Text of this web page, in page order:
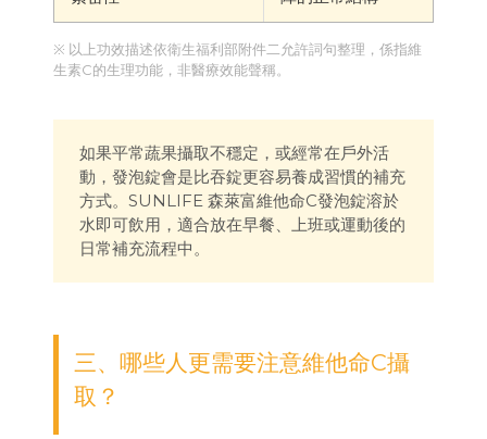
※ 以上功效描述依衛生福利部附件二允許詞句整理，係指維
生素C的生理功能，非醫療效能聲稱。
如果平常蔬果攝取不穩定，或經常在戶外活
動，發泡錠會是比吞錠更容易養成習慣的補充
方式。SUNLIFE 森萊富維他命C發泡錠溶於
水即可飲用，適合放在早餐、上班或運動後的
日常補充流程中。
三、哪些人更需要注意維他命C攝
取？